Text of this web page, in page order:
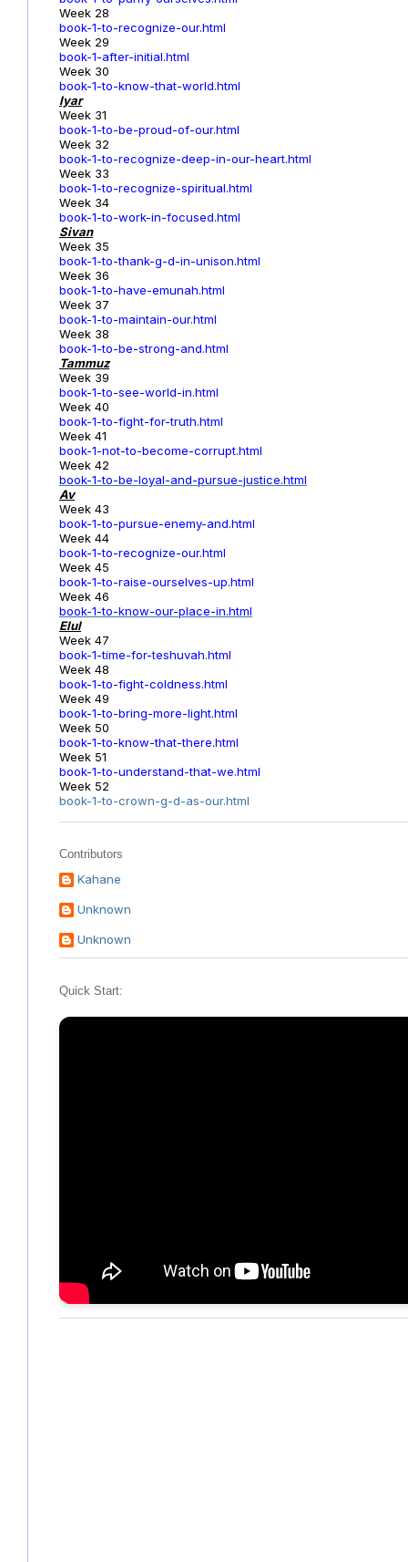
Week 28
book-1-to-recognize-our.html
Week 29
book-1-after-initial.html
Week 30
book-1-to-know-that-world.html
Iyar
Week 31
book-1-to-be-proud-of-our.html
Week 32
book-1-to-recognize-deep-in-our-heart.html
Week 33
book-1-to-recognize-spiritual.html
Week 34
book-1-to-work-in-focused.html
Sivan
Week 35
book-1-to-thank-g-d-in-unison.html
Week 36
book-1-to-have-emunah.html
Week 37
book-1-to-maintain-our.html
Week 38
book-1-to-be-strong-and.html
Tammuz
Week 39
book-1-to-see-world-in.html
Week 40
book-1-to-fight-for-truth.html
Week 41
book-1-not-to-become-corrupt.html
Week 42
book-1-to-be-loyal-and-pursue-justice.html
Av
Week 43
book-1-to-pursue-enemy-and.html
Week 44
book-1-to-recognize-our.html
Week 45
book-1-to-raise-ourselves-up.html
Week 46
book-1-to-know-our-place-in.html
Elul
Week 47
book-1-time-for-teshuvah.html
Week 48
book-1-to-fight-coldness.html
Week 49
book-1-to-bring-more-light.html
Week 50
book-1-to-know-that-there.html
Week 51
book-1-to-understand-that-we.html
Week 52
book-1-to-crown-g-d-as-our.html
Contributors
Kahane
Unknown
Unknown
Quick Start: